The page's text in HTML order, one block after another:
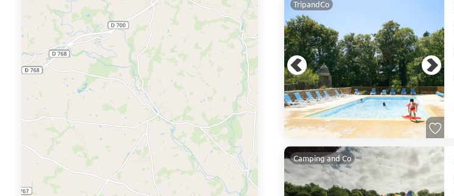
TripandCo
Camping and Co